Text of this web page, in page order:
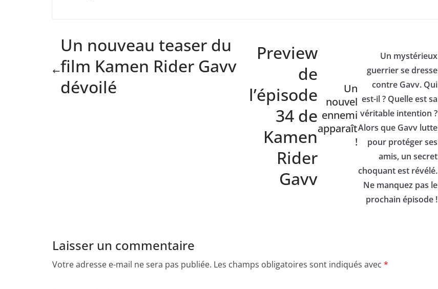
Un nouveau teaser du
film Kamen Rider Gavv
dévoilé
Preview
de
l’épisode
34 de
Kamen
Rider
Gavv
Un
nouvel
ennemi
apparaît
!
Un mystérieux
guerrier se dresse
contre Gavv. Qui
est-il ? Quelle est sa
véritable intention ?
Alors que Gavv lutte
pour protéger ses
amis, un secret
choquant est révélé.
Ne manquez pas le
prochain épisode !
Laisser un commentaire
Votre adresse e-mail ne sera pas publiée. Les champs obligatoires sont indiqués avec *